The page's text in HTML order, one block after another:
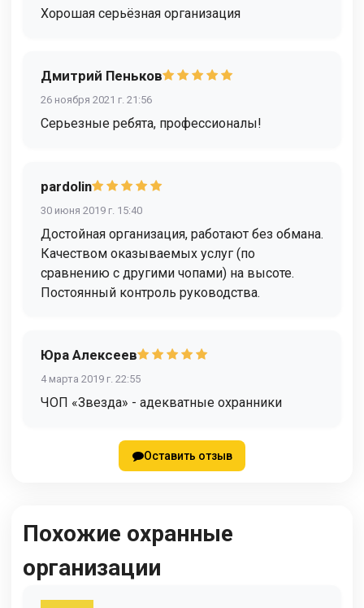
Хорошая серьёзная организация
Дмитрий Пеньков
26 ноября 2021 г. 21:56
Серьезные ребята, профессионалы!
pardolin
30 июня 2019 г. 15:40
Достойная организация, работают без обмана.
Качеством оказываемых услуг (по
сравнению с другими чопами) на высоте.
Постоянный контроль руководства.
Юра Алексеев
4 марта 2019 г. 22:55
ЧОП «Звезда» - адекватные охранники
Оставить отзыв
Похожие охранные
организации